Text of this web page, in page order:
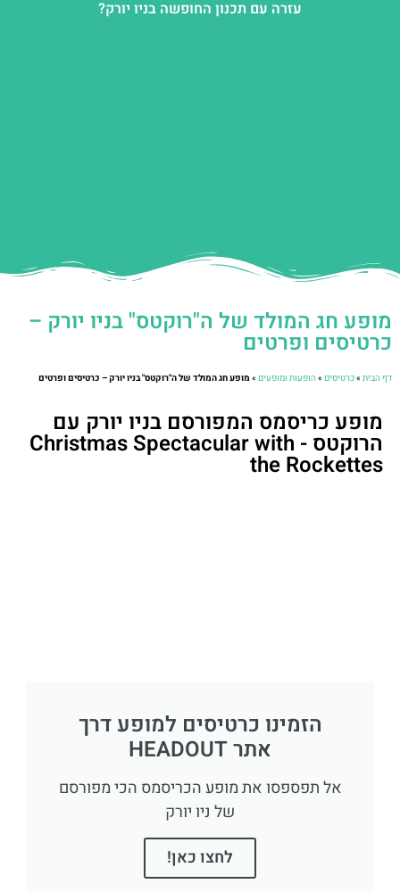
עזרה עם תכנון החופשה בניו יורק?
מופע חג המולד של ה"רוקטס" בניו יורק –
כרטיסים ופרטים
דף הבית»כרטיסים»הופעות ומופעים» מופע חג המולד של ה"רוקטס" בניו יורק – כרטיסים ופרטים
מופע כריסמס המפורסם בניו יורק עם
הרוקטס - Christmas Spectacular with
the Rockettes
הזמינו כרטיסים למופע דרך
אתר HEADOUT
אל תפספסו את מופע הכריסמס הכי מפורסם
של ניו יורק
לחצו כאן!